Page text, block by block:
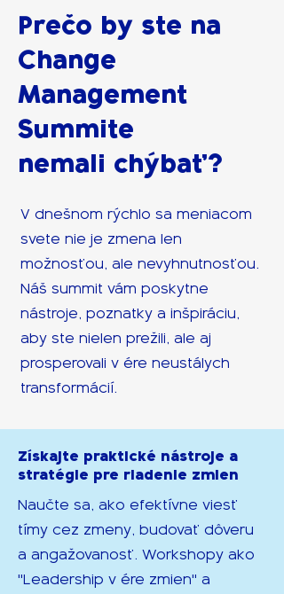
Prečo by ste na
Change
Management
Summite
nemali chýbať?
V dnešnom rýchlo sa meniacom
svete nie je zmena len
možnosťou, ale nevyhnutnosťou.
Náš summit vám poskytne
nástroje, poznatky a inšpiráciu,
aby ste nielen prežili, ale aj
prosperovali v ére neustálych
transformácií.
Získajte praktické nástroje a
stratégie pre riadenie zmien
Naučte sa, ako efektívne viesť
tímy cez zmeny, budovať dôveru
a angažovanosť. Workshopy ako
"Leadership v ére zmien" a